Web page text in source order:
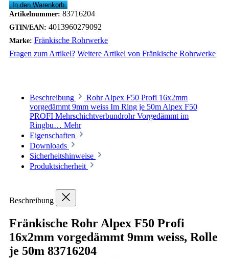
In den Warenkorb
Artikelnummer: 83716204
GTIN/EAN: 4013960279092
Marke: Fränkische Rohrwerke
Fragen zum Artikel? Weitere Artikel von Fränkische Rohrwerke
Beschreibung
Rohr Alpex F50 Profi 16x2mm
vorgedämmt 9mm weiss Im Ring je 50m Alpex F50
PROFI Mehrschichtverbundrohr Vorgedämmt im
Ringbu… Mehr
Eigenschaften
Downloads
Sicherheitshinweise
Produktsicherheit
Beschreibung
Fränkische Rohr Alpex F50 Profi
16x2mm vorgedämmt 9mm weiss, Rolle
je 50m 83716204